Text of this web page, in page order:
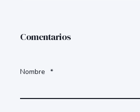
Comentarios
Nombre *